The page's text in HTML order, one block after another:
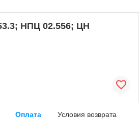
НПЦ 02.556; ЦН
Оплата Условия возврата